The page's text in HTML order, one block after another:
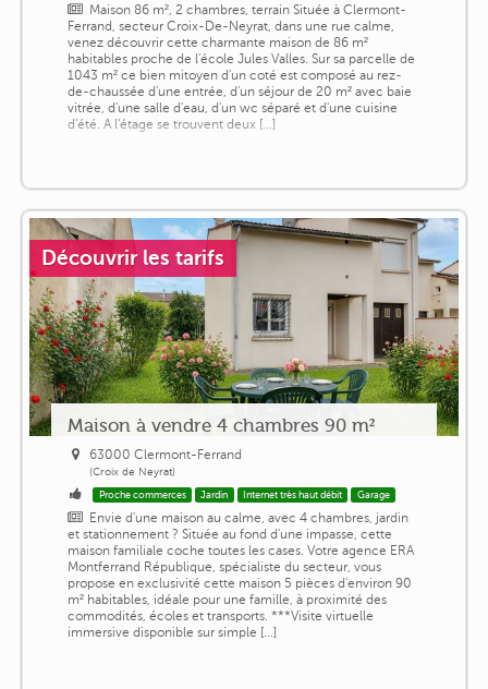
Maison 86 m², 2 chambres, terrain Située à Clermont-
Ferrand, secteur Croix-De-Neyrat, dans une rue calme,
venez découvrir cette charmante maison de 86 m²
habitables proche de l'école Jules Valles. Sur sa parcelle de
1043 m² ce bien mitoyen d'un coté est composé au rez-
de-chaussée d'une entrée, d'un séjour de 20 m² avec baie
vitrée, d'une salle d'eau, d'un wc séparé et d'une cuisine
d'été. A l'étage se trouvent deux [...]
Découvrir les tarifs
Maison à vendre 4 chambres 90 m²
63000 Clermont-Ferrand
(Croix de Neyrat)
Proche commerces Jardin Internet très haut débit Garage
Envie d'une maison au calme, avec 4 chambres, jardin
et stationnement ? Située au fond d'une impasse, cette
maison familiale coche toutes les cases. Votre agence ERA
Montferrand République, spécialiste du secteur, vous
propose en exclusivité cette maison 5 pièces d'environ 90
m² habitables, idéale pour une famille, à proximité des
commodités, écoles et transports. ***Visite virtuelle
immersive disponible sur simple [...]